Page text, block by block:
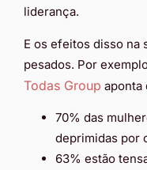
liderança.
E os efeitos disso na
pesados. Por
Todas Group aponta
70% das
deprimidas por
63% estão